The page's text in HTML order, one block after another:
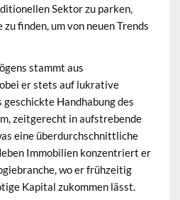
Sektor zu parken,
finden, um von neuen Trends
stammt aus
er stets auf lukrative
Handhabung des
zeitgerecht in aufstrebende
eine überdurchschnittliche
Immobilien konzentriert er
wo er frühzeitig
Kapital zukommen lässt.